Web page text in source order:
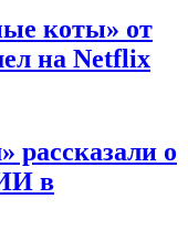
коты» от
на Netflix
рассказали о
в